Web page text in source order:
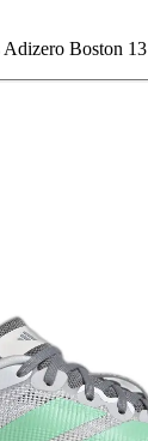
Adizero Boston 13